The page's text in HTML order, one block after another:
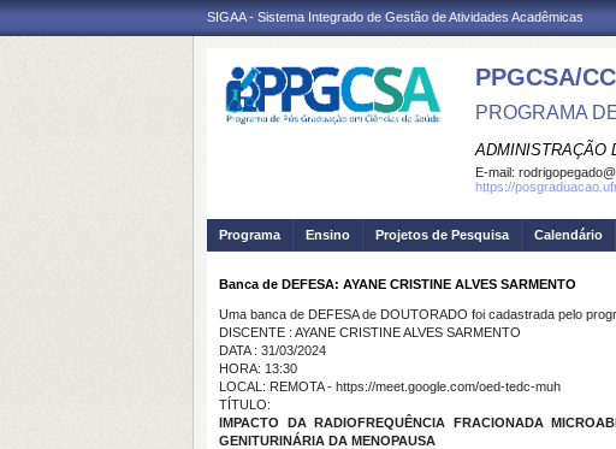
SIGAA - Sistema Integrado de Gestão de Atividades Acadêmicas
PPGCSA/
PROGRAMA
ADMINISTRAÇÃO
E-mail:
https://
Programa Ensino Projetos de Pesquisa Calendário
Banca de DEFESA: AYANE CRISTINE ALVES SARMENTO
Uma banca de DEFESA de DOUTORADO foi cadastrada pelo
DISCENTE : AYANE CRISTINE ALVES SARMENTO
DATA : 31/03/2024
HORA: 13:30
LOCAL: REMOTA - https://meet.google.com/oed-tedc-muh
TÍTULO:
IMPACTO DA RADIOFREQUÊNCIA FRACIONADA
GENITURINÁRIA DA MENOPAUSA